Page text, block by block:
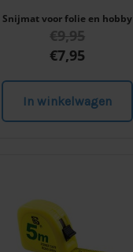
Snijmat voor folie en hobby
€9,95
€7,95
In winkelwagen